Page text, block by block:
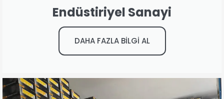
Endüstiriyel Sanayi
DAHA FAZLA BİLGİ AL